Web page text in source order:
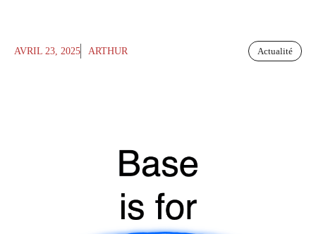
AVRIL 23, 2025 ARTHUR Actualité